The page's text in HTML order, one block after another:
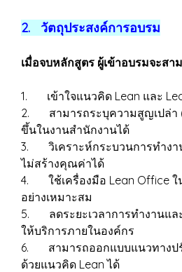
2. วัตถุประสงค์การอบรม
เมื่อจบหลักสูตร ผู้เข้าอบรมจะสา
1. เข้าใจแนวคิด Lean และ
2. สามารถระบุความสูญเปล่า
ขึ้นในงานสำนักงานได้
3. วิเคราะห์กระบวนการทำงา
ไม่สร้างคุณค่าได้
4. ใช้เครื่องมือ Lean Office ใ
อย่างเหมาะสม
5. ลดระยะเวลาการทำงานแล
ให้บริการภายในองค์กร
6. สามารถออกแบบแนวทางป
ด้วยแนวคิด Lean ได้